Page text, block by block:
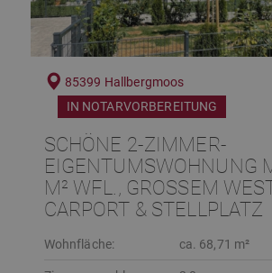
85399 Hallbergmoos
IN NOTARVORBEREITUNG
SCHÖNE 2-ZIMMER-
EIGENTUMSWOHNUNG
M² WFL., GROSSEM
ARPORT & STELLPLATZ
Wohnfläche: ca. 68,71 m²